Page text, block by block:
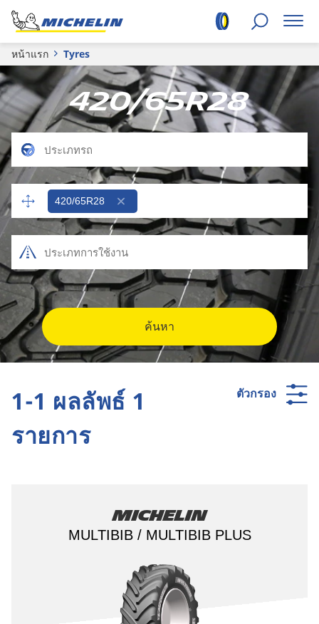
หน้าแรก Tyres
420/65R28
420/65R28
ค้นหา
ตัวกรอง
1-1 ผลลัพธ์ 1
รายการ
Michelin
MULTIBIB / MULTIBIB PLUS